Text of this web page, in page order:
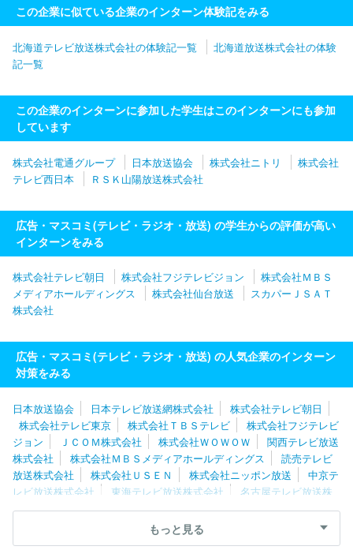
この企業に似ている企業のインターン体験記をみる
北海道テレビ放送株式会社の体験記一覧
北海道放送株式会社の体験
記一覧
この企業のインターンに参加した学生はこのインターンにも参加
しています
株式会社電通グループ 日本放送協会 株式会社ニトリ
株式会社
テレビ西日本
ＲＳＫ山陽放送株式会社
広告・マスコミ(テレビ・ラジオ・放送) の学生からの評価が高い
インターンをみる
株式会社テレビ朝日 株式会社フジテレビジョン
株式会社ＭＢＳ
メディアホールディングス
株式会社仙台放送
スカパーＪＳＡＴ
株式会社
広告・マスコミ(テレビ・ラジオ・放送) の人気企業のインターン
対策をみる
日本放送協会 日本テレビ放送網株式会社
株式会社テレビ朝日
株式会社テレビ東京
株式会社ＴＢＳテレビ
株式会社フジテレビ
ジョン
ＪＣＯＭ株式会社 株式会社ＷＯＷＯＷ
関西テレビ放送
株式会社
株式会社ＭＢＳメディアホールディングス
読売テレビ
放送株式会社
株式会社ＵＳＥＮ 株式会社ニッポン放送
中京テ
レビ放送株式会社
東海テレビ放送株式会社
名古屋テレビ放送株
式会社
株式会社ＴＢＳスパークル
スカパーＪＳＡＴ株式会社
株式会社テレビ西日本
ＫＢＣグループホー
ルディングス株式会社
もっと見る